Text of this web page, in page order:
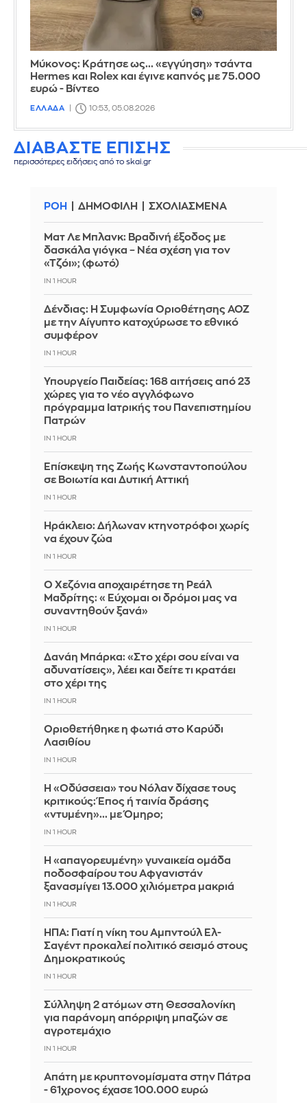
Μύκονος: Κράτησε ως... «εγγύηση» τσάντα
Hermes και Rolex και έγινε καπνός με 75.000
ευρώ - Βίντεο
ΕΛΛΑΔΑ 10:53, 05.08.2026
ΔΙΑΒΑΣΤΕ ΕΠΙΣΗΣ
περισσότερες ειδήσεις από το skai.gr
ΡΟΗ ΔΗΜΟΦΙΛΗ ΣΧΟΛΙΑΣΜΕΝΑ
Ματ Λε Μπλανκ: Βραδινή έξοδος με
δασκάλα γιόγκα – Νέα σχέση για τον
«Τζόι»; (φωτό)
IN 1 HOUR
Δένδιας: Η Συμφωνία Οριοθέτησης ΑΟΖ
με την Αίγυπτο κατοχύρωσε το εθνικό
συμφέρον
IN 1 HOUR
Υπουργείο Παιδείας: 168 αιτήσεις από 23
χώρες για το νέο αγγλόφωνο
πρόγραμμα Ιατρικής του Πανεπιστημίου
Πατρών
IN 1 HOUR
Επίσκεψη της Ζωής Κωνσταντοπούλου
σε Βοιωτία και Δυτική Αττική
IN 1 HOUR
Ηράκλειο: Δήλωναν κτηνοτρόφοι χωρίς
να έχουν ζώα
IN 1 HOUR
Ο Χεζόνια αποχαιρέτησε τη Ρεάλ
Μαδρίτης: «Εύχομαι οι δρόμοι μας να
συναντηθούν ξανά»
IN 1 HOUR
Δανάη Μπάρκα: «Στο χέρι σου είναι να
αδυνατίσεις», λέει και δείτε τι κρατάει
στο χέρι της
IN 1 HOUR
Οριοθετήθηκε η φωτιά στο Καρύδι
Λασιθίου
IN 1 HOUR
Η «Οδύσσεια» του Νόλαν δίχασε τους
κριτικούς: Έπος ή ταινία δράσης
«ντυμένη»... με Όμηρο;
IN 1 HOUR
Η «απαγορευμένη» γυναικεία ομάδα
ποδοσφαίρου του Αφγανιστάν
ξανασμίγει 13.000 χιλιόμετρα μακριά
IN 1 HOUR
ΗΠΑ: Γιατί η νίκη του Αμπντούλ Ελ-
Σαγέντ προκαλεί πολιτικό σεισμό στους
Δημοκρατικούς
IN 1 HOUR
Σύλληψη 2 ατόμων στη Θεσσαλονίκη
για παράνομη απόρριψη μπαζών σε
αγροτεμάχιο
IN 1 HOUR
Απάτη με κρυπτονομίσματα στην Πάτρα
- 61χρονος έχασε 100.000 ευρώ